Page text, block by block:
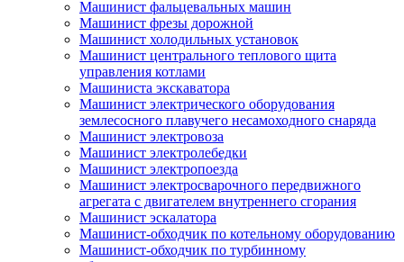
Машинист фальцевальных машин
Машинист фрезы дорожной
Машинист холодильных установок
Машинист центрального теплового щита
управления котлами
Машиниста экскаватора
Машинист электрического оборудования
землесосного плавучего несамоходного снаряда
Машинист электровоза
Машинист электролебедки
Машинист электропоезда
Машинист электросварочного передвижного
агрегата с двигателем внутреннего сгорания
Машинист эскалатора
Машинист-обходчик по котельному оборудованию
Машинист-обходчик по турбинному